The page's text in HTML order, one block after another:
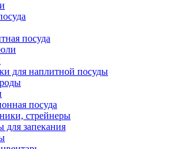
посуда
для наплитной посуды
посуда
стрейнеры
запекания